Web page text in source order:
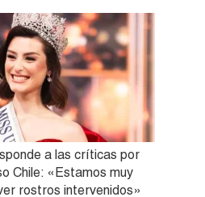
a las críticas por
Chile: «Estamos muy
rostros intervenidos»